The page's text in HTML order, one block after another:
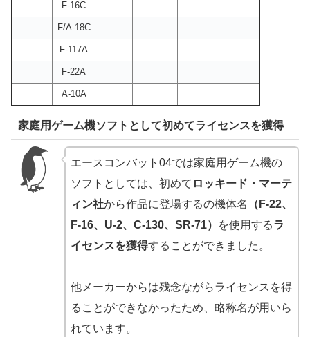
F-16C
F/A-18C
F-117A
F-22A
A-10A
家庭用ゲーム機ソフトとして初めてライセンスを獲得
エースコンバット04では家庭用ゲーム機の
ソフトとしては、初めて ロッキード・マーテ
ィン社から作品に登場するの機体名 （F-22、
F-16、U-2、C-130、SR-71）
を使用するラ
イセンスを獲得することができました。
他メーカーからは残念ながらライセンスを得
ることができなかったため、略称名が用いら
れています。